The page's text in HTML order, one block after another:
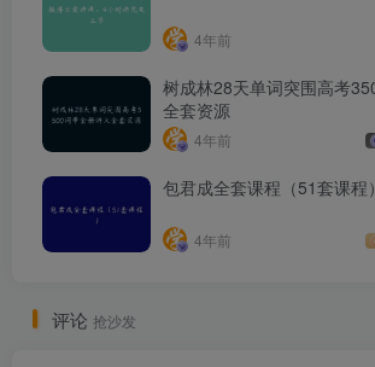
4年前
树成林28天单词突围高考
全套资源
4年前
包君成全套课程（51套课程）
4年前
评论 抢沙发